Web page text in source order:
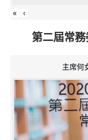
« ‹
第二屆常
主席何